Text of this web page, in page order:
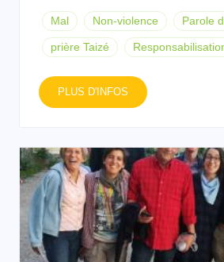
Mal Non-violence Parole
prière Taizé
PLUS D'INFOS